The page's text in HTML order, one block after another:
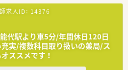
オニアとして知られ、全国に約400店舗
です。
常に高く、社員が働きやすい職場環境
す。
現場への深い理解のもとで風通しの良い
す。
求人ID： 14376
代駅より車5分/年間休日120日
実/複数科目取り扱いの薬局/ス
ススメです ！